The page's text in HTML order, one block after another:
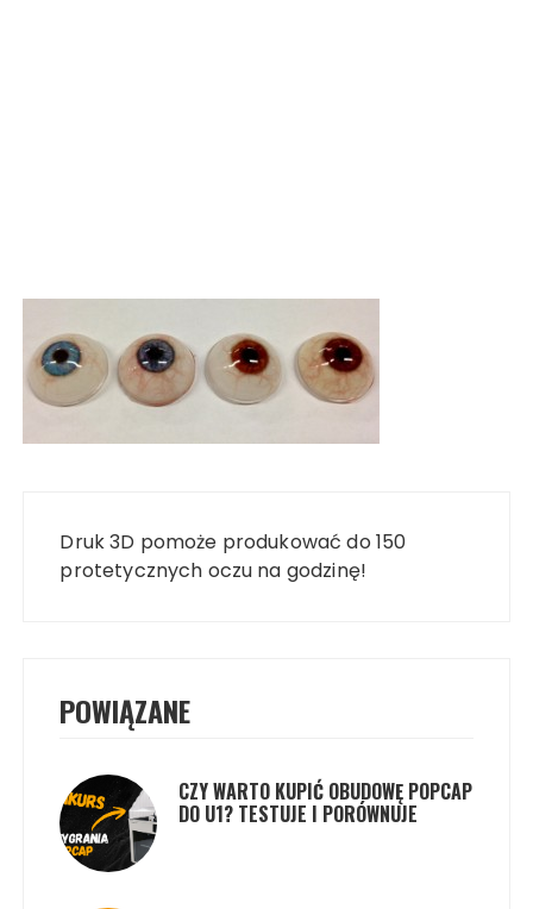
wpisu
Druk 3D pomoże produkować do 150
protetycznych oczu na godzinę!
POWIĄZANE
CZY WARTO KUPIĆ OBUDOWĘ POPCAP
DO U1? TESTUJE I PORÓWNUJE